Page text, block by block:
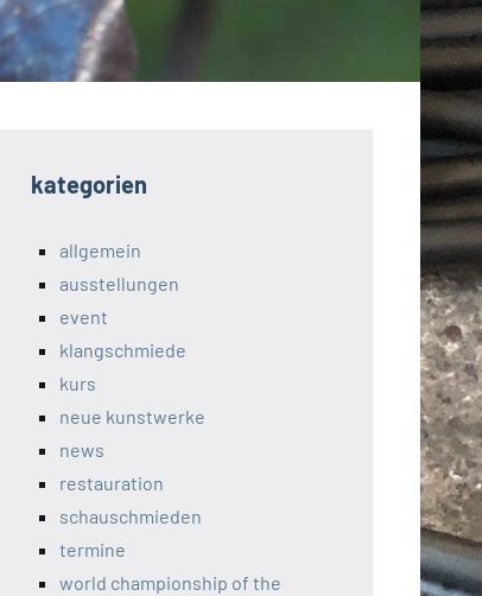
kategorien
allgemein
ausstellungen
event
klangschmiede
kurs
neue kunstwerke
news
restauration
schauschmieden
termine
world championship of the